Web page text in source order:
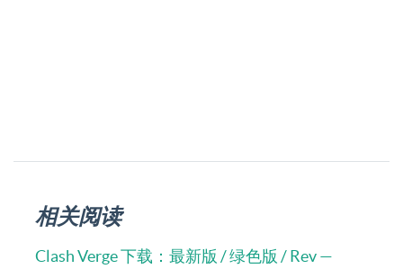
相关阅读
Clash Verge 下载：最新版 / 绿色版 / Rev —